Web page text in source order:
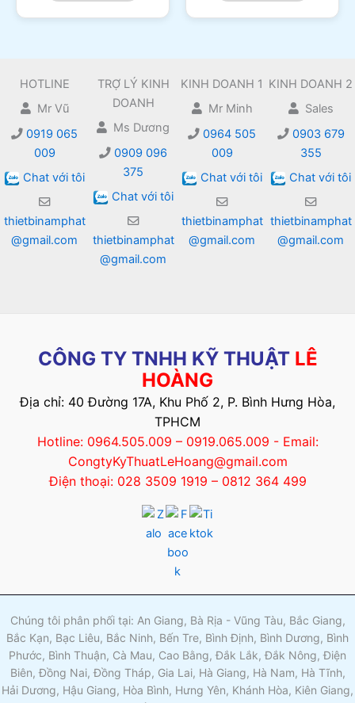
HOTLINE
Mr Vũ
0919 065
009
Chat với tôi
thietbinamphat
@gmail.com
TRỢ LÝ KINH
DOANH
Ms Dương
0909 096
375
Chat với tôi
thietbinamphat
@gmail.com
KINH DOANH 1
Mr Minh
0964 505
009
Chat với tôi
thietbinamphat
@gmail.com
KINH DOANH 2
Sales
0903 679
355
Chat với tôi
thietbinamphat
@gmail.com
CÔNG TY TNHH KỸ THUẬT LÊ
HOÀNG
Địa chỉ: 40 Đường 17A, Khu Phố 2, P. Bình Hưng Hòa,
TPHCM
Hotline: 0964.505.009 – 0919.065.009 - Email:
CongtyKyThuatLeHoang@gmail.com
Điện thoại: 028 3509 1919 – 0812 364 499
Chúng tôi phân phối tại: An Giang, Bà Rịa - Vũng Tàu, Bắc Giang,
Bắc Kạn, Bạc Liêu, Bắc Ninh, Bến Tre, Bình Định, Bình Dương, Bình
Phước, Bình Thuận, Cà Mau, Cao Bằng, Đắk Lắk, Đắk Nông, Điện
Biên, Đồng Nai, Đồng Tháp, Gia Lai, Hà Giang, Hà Nam, Hà Tĩnh,
Hải Dương, Hậu Giang, Hòa Bình, Hưng Yên, Khánh Hòa, Kiên Giang,